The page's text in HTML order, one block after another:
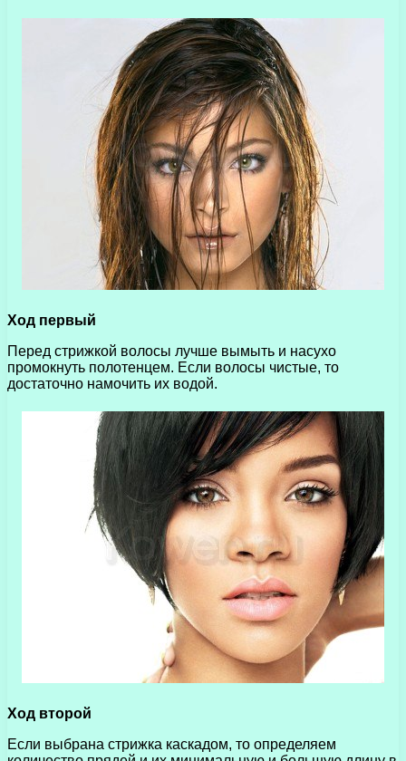
Ход первый
Перед стрижкой волосы лучше вымыть и насухо
промокнуть полотенцем. Если волосы чистые, то
достаточно намочить их водой.
Ход второй
Если выбрана стрижка каскадом, то определяем